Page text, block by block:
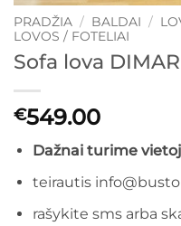
PRADŽIA / BALDAI /
LOVOS / FOTELIAI
Sofa lova
€549.00
Dažnai turime
teirautis
rašykite sms arba